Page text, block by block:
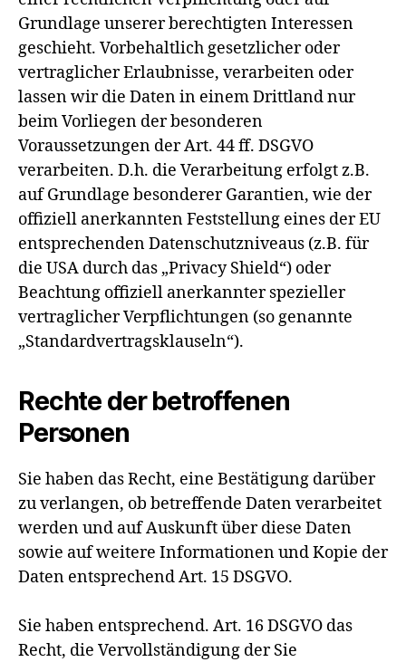
Grundlage unserer berechtigten Interessen
geschieht. Vorbehaltlich gesetzlicher oder
vertraglicher Erlaubnisse, verarbeiten oder
lassen wir die Daten in einem Drittland nur
beim Vorliegen der besonderen
Voraussetzungen der Art. 44 ff. DSGVO
verarbeiten. D.h. die Verarbeitung erfolgt z.B.
auf Grundlage besonderer Garantien, wie der
offiziell anerkannten Feststellung eines der EU
entsprechenden Datenschutzniveaus (z.B. für
die USA durch das „Privacy Shield“) oder
Beachtung offiziell anerkannter spezieller
vertraglicher Verpflichtungen (so genannte
„Standardvertragsklauseln“).
Rechte der betroffenen
Personen
Sie haben das Recht, eine Bestätigung darüber
zu verlangen, ob betreffende Daten verarbeitet
werden und auf Auskunft über diese Daten
sowie auf weitere Informationen und Kopie der
Daten entsprechend Art. 15 DSGVO.
Sie haben entsprechend. Art. 16 DSGVO das
Recht, die Vervollständigung der Sie